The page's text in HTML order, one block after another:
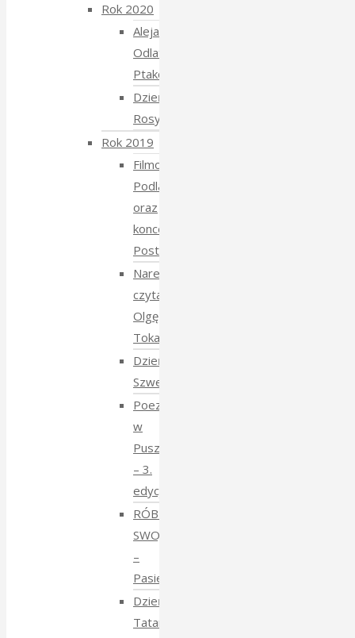
Rok 2020
Aleja
Odlatujących
Ptaków
Dzień
Rosyjski
Rok 2019
Filmowe
Podlasie
oraz
koncert
Postmana
Narewka
czyta
Olgę
Tokarczuk
Dzień
Szwedzki
Poezja
w
Puszczy
– 3.
edycja
RÓBMY
SWOJE
–
Pasieki
Dzień
Tatarski